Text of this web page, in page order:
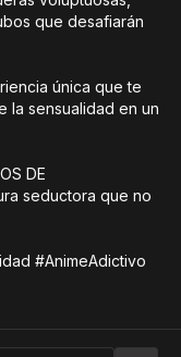
que desafiarán
única que te
la sensualidad en un
DE
seductora que no
#AnimeAdictivo